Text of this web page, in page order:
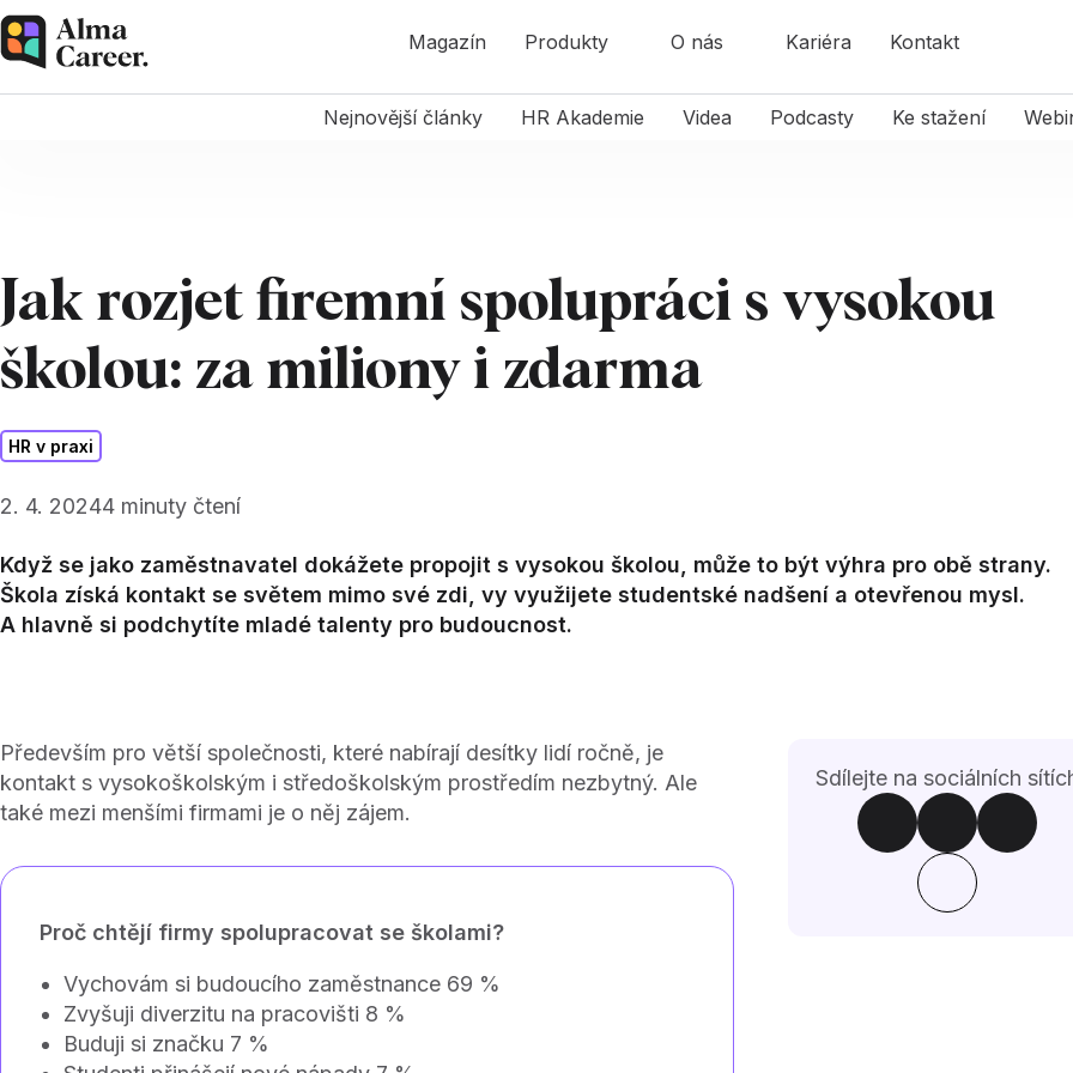
Magazín Produkty O nás Kariéra Kontakt
Nejnovější články HR Akademie Videa Podcasty Ke stažení
Jak rozjet firemní spolupráci s vysokou
školou: za miliony i zdarma
HR v praxi
2. 4. 20244 minuty čtení
Když se jako zaměstnavatel dokážete propojit s vysokou školou, může to být výhra pro obě strany.
Škola získá kontakt se světem mimo své zdi, vy využijete studentské nadšení a otevřenou mysl.
A hlavně si podchytíte mladé talenty pro budoucnost.
Především pro větší společnosti, které nabírají desítky lidí ročně, je
kontakt s vysokoškolským i středoškolským prostředím nezbytný. Ale
také mezi menšími firmami je o něj zájem.
Proč chtějí firmy spolupracovat se školami?
Vychovám si budoucího zaměstnance 69 %
Zvyšuji diverzitu na pracovišti 8 %
Buduji si značku 7 %
Sdílejte na sociálních